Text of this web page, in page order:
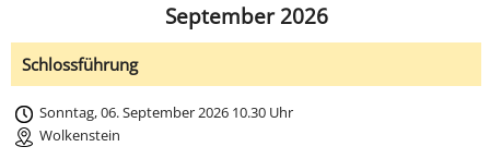
September 2026
Schlossführung
Sonntag, 06. September 2026 10.30 Uhr
Wolkenstein